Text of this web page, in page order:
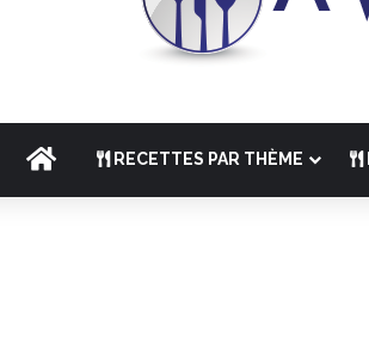
ACCUEILRECETTES PAR THÈME